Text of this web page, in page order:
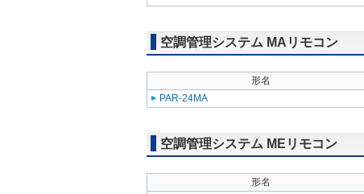
空調管理システム MAリモコン
形名
PAR-24MA
空調管理システム MEリモコン
形名